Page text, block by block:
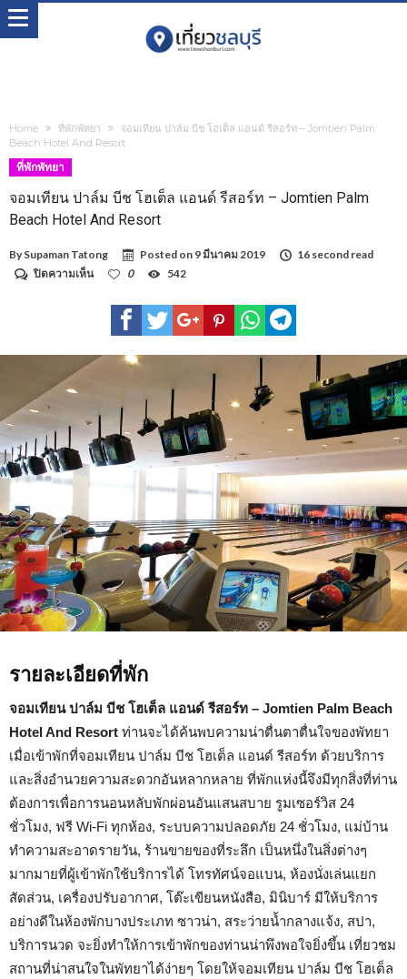
Home ที่พักพัทยา
จอมเทียน ปาล์ม บีช โฮเต็ล แอนด์ รีสอร์ท – Jomtien Palm
Beach Hotel And Resort
ที่พักพัทยา
จอมเทียน ปาล์ม บีช โฮเต็ล แอนด์ รีสอร์ท – Jomtien Palm
Beach Hotel And Resort
By Supaman Tatong Posted on 9 มีนาคม 2019
16 second read
ปิดความเห็นบน
เทียน
แอนด์
Jomtien
Palm
Beach
Hotel
And
0 542
รายละเอียดที่พัก
จอมเทียน ปาล์ม บีช โฮเต็ล แอนด์ รีสอร์ท – Jomtien Palm Beach
Hotel And Resort ท่านจะได้ค้นพบความน่าตื่นตาตื่นใจของพัทยา
เมื่อเข้าพักที่จอมเทียน ปาล์ม บีช โฮเต็ล แอนด์ รีสอร์ท ด้วยบริการ
และสิ่งอำนวยความสะดวกอันหลากหลาย ที่พักแห่งนี้จึงมีทุกสิ่งที่ท่าน
ต้องการเพื่อการนอนหลับพักผ่อนอันแสนสบาย รูมเซอร์วิส 24
ชั่วโมง, ฟรี Wi-Fi ทุกห้อง, ระบบความปลอดภัย 24 ชั่วโมง, แม่บ้าน
ทำความสะอาดรายวัน, ร้านขายของที่ระลึก เป็นหนึ่งในสิ่งต่างๆ
มากมายที่ผู้เข้าพักใช้บริการได้ โทรทัศน์จอแบน, ห้องนั่งเล่นแยก
สัดส่วน, เครื่องปรับอากาศ, โต๊ะเขียนหนังสือ, มินิบาร์ มีให้บริการ
อย่างดีในห้องพักบางประเภท ซาวน่า, สระว่ายน้ำกลางแจ้ง, สปา,
บริการนวด จะยิ่งทำให้การเข้าพักของท่านน่าพึงพอใจยิ่งขึ้น เที่ยวชม
สถานที่น่าสนใจในพัทยาได้ง่ายๆ โดยให้จอมเทียน ปาล์ม บีช โฮเต็ล